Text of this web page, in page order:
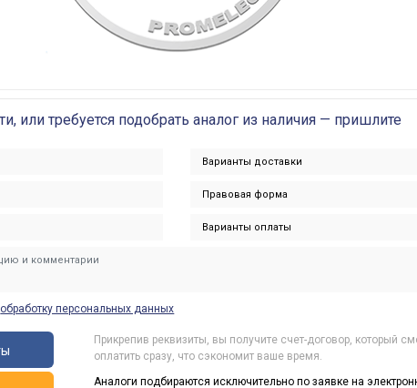
или требуется подобрать аналог из наличия — пришлите
обработку персональных данных
Прикрепив реквизиты, вы получите счет-договор, который
оплатить сразу, что сэкономит ваше время.
Аналоги подбираются исключительно по заявке на